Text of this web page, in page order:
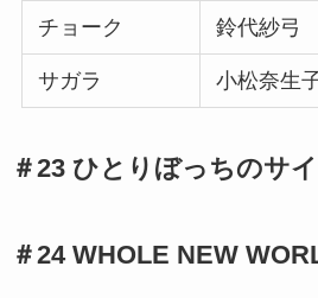
チョーク 鈴代紗弓
サガラ 小松奈生
＃23 ひとりぼっちのサ
＃24 WHOLE NEW